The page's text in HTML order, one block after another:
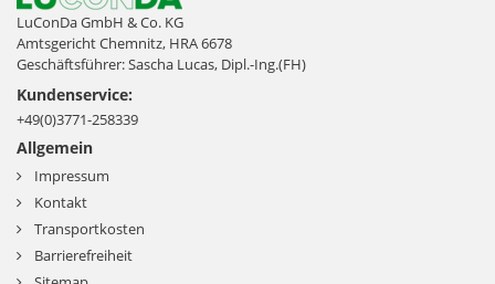
LuConDa GmbH & Co. KG
Amtsgericht Chemnitz, HRA 6678
Geschäftsführer: Sascha Lucas, Dipl.-Ing.(FH)
Kundenservice:
+49(0)3771-258339
Allgemein
Impressum
Kontakt
Transportkosten
Barrierefreiheit